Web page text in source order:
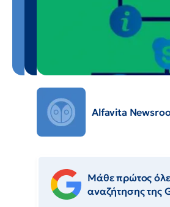
Alfavita
Μάθε πρώτος
αναζήτησης της